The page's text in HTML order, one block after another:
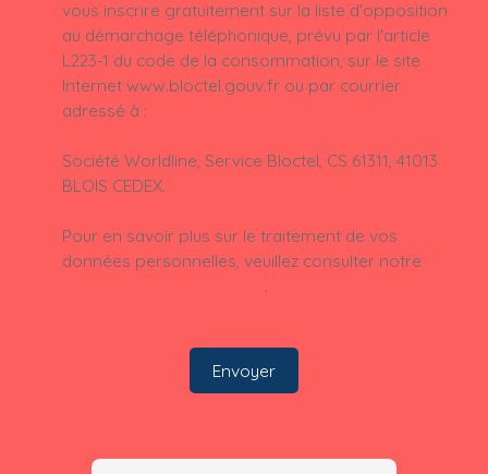
vous inscrire gratuitement sur la liste d'opposition
au démarchage téléphonique, prévu par l'article
L223-1 du code de la consommation, sur le site
Internet www.bloctel.gouv.fr ou par courrier
adressé à :
Société Worldline, Service Bloctel, CS 61311, 41013
BLOIS CEDEX.
Pour en savoir plus sur le traitement de vos
données personnelles, veuillez consulter notre
.
Envoyer